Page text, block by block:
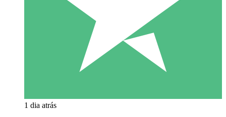
1 dia atrás